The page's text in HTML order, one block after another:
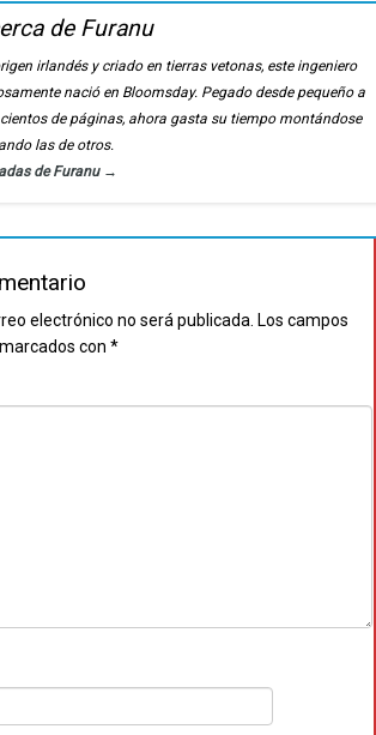
de Furanu
irlandés y criado en tierras vetonas, este ingeniero
nació en Bloomsday. Pegado desde pequeño a
de páginas, ahora gasta su tiempo montándose
las de otros.
de Furanu →
electrónico no será publicada. Los campos
con *